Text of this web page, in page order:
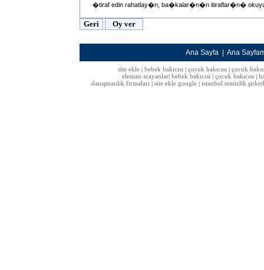
�tiraf edin rahatlay�n, ba�kalar�n�n itiraflar�n�
Ana Sayfa Ana
site ekle| bebek bakıcısı| çocuk bakıcısı| çocuk
eleman arayanlar bebek bakıcısı çocuk bakıcısı
danışmanlık firmaları
site ekle google istanbul temizlik